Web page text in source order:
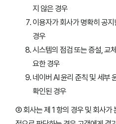
지 않은 경우
이용자가 회사가 명확히 공
경우
시스템의 점검 또는 증설, 교
요한 경우
네이버 AI 윤리 준칙 및 세부
확인된 경우
② 회사는 제 1 항의 경우 및 회사가